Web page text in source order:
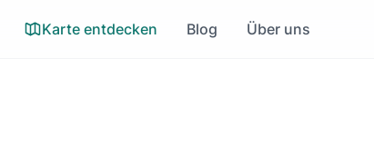
Karte entdecken Blog Über uns